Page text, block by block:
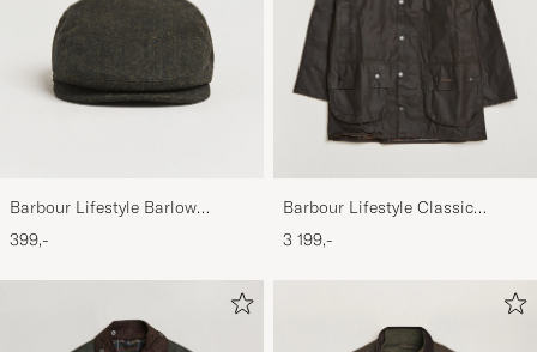
Barbour Lifestyle Barlow
Herringbone Cap Olive
399,-
Barbour Lifestyle Classic
Beaufort Jacket Olive
3 199,-